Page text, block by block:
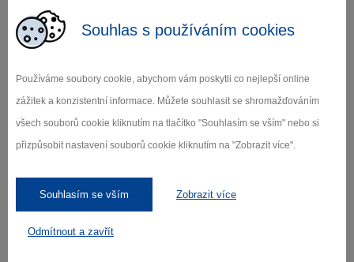
Souhlas s používáním cookies
Používáme soubory cookie, abychom vám poskytli co nejlepší online
zážitek a konzistentní informace. Můžete souhlasit se shromažďováním
všech souborů cookie kliknutím na tlačítko "Souhlasím se vším" nebo si
přizpůsobit nastavení souborů cookie kliknutím na "Zobrazit více".
Souhlasím se vším Zobrazit více
Odmítnout a zavřít
Sněžné